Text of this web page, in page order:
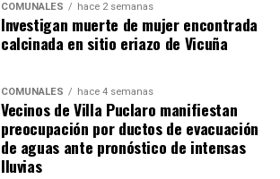
COMUNALES hace 2 semanas
Investigan muerte de mujer encontrada
calcinada en sitio eriazo de Vicuña
COMUNALES hace 4 semanas
Vecinos de Villa Puclaro manifiestan
preocupación por ductos de evacuación
de aguas ante pronóstico de intensas
lluvias